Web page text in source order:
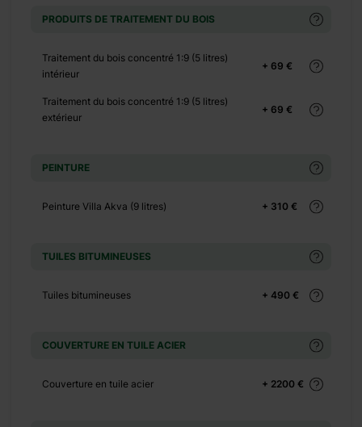
PRODUITS DE TRAITEMENT DU BOIS
+ 69 €
Traitement du bois concentré 1:9 (5 litres)
intérieur
+ 69 €
Traitement du bois concentré 1:9 (5 litres)
extérieur
PEINTURE
+ 310 €
Peinture Villa Akva (9 litres)
TUILES BITUMINEUSES
+ 490 €
Tuiles bitumineuses
COUVERTURE EN TUILE ACIER
+ 2200 €
Couverture en tuile acier